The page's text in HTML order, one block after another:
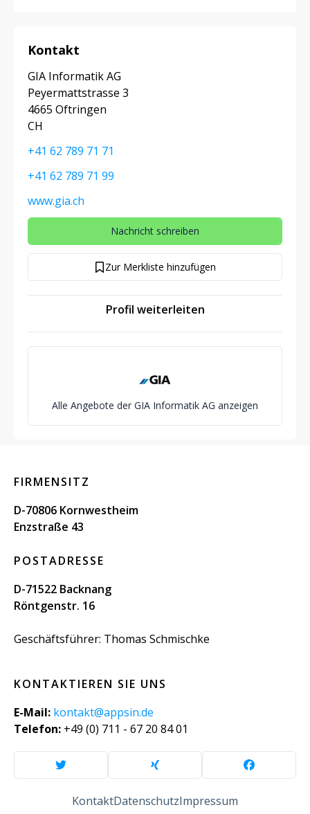
Kontakt
GIA Informatik AG
Peyermattstrasse 3
4665 Oftringen
CH
+41 62 789 71 71
+41 62 789 71 99
www.gia.ch
Nachricht schreiben
Zur Merkliste hinzufügen
Profil weiterleiten
Alle Angebote der GIA Informatik AG anzeigen
FIRMENSITZ
D-70806 Kornwestheim
Enzstraße 43
POSTADRESSE
D-71522 Backnang
Röntgenstr. 16
Geschäftsführer: Thomas Schmischke
KONTAKTIEREN SIE UNS
E-Mail: kontakt@appsin.de
Telefon: +49 (0) 711 - 67 20 84 01
KontaktDatenschutzImpressum